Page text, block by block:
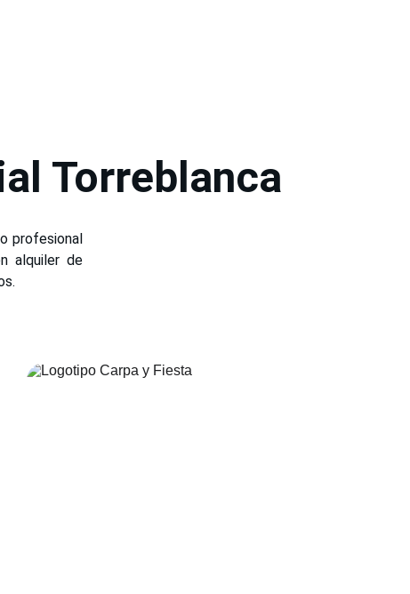
Torreblanca
profesional
alquiler de